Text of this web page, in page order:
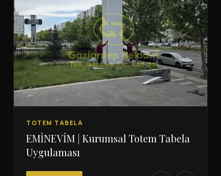
TOTEM TABELA
EMİNEVİM | Kurumsal Totem Tabela
Uygulaması